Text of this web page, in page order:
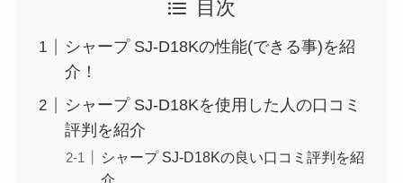
目次
シャープ SJ-D18Kの性能(できる事)を紹
介！
シャープ SJ-D18Kを使用した人の口コミ
評判を紹介
シャープ SJ-D18Kの良い口コミ評判を紹
介